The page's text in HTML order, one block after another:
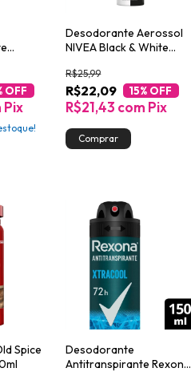
150ml
OFF
Pix
Desodorante Aerossol
NIVEA Black & White
R$22,09
R$25,99
15% OFF
R$21,43 com Pix
Spice
Desodorante
Antitranspirante Rexona